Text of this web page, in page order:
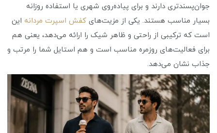
جوان‌پسندتری دارند و برای پیاده‌روی شهری یا استفاده روزانه
بسیار مناسب هستند. یکی از مزیت‌های کفش اسپرت مردانه این
است که ترکیبی از راحتی و ظاهر شیک را ارائه می‌دهد، یعنی هم
برای فعالیت‌های روزمره مناسب است و هم استایل شما را مرتب و
جذاب نشان می‌دهد.